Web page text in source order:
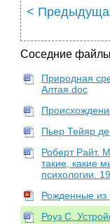
<
Соседние
Природная
Алтая.doc
Пьер Тейяр
Роберт Райт.
такие, какие
психологии.
Рожденные из
Роуз С.